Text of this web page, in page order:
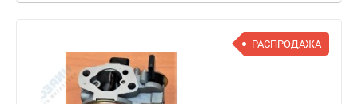
РАСПРОДАЖА